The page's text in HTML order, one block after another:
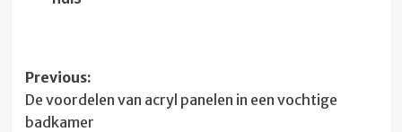
Post
navigation
Previous:
De voordelen van acryl panelen in een vochtige
badkamer